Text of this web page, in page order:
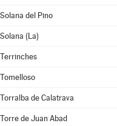
Solana del Pino
Solana (La)
Terrinches
Tomelloso
Torralba de Calatrava
Torre de Juan Abad